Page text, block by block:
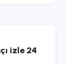
izle 24